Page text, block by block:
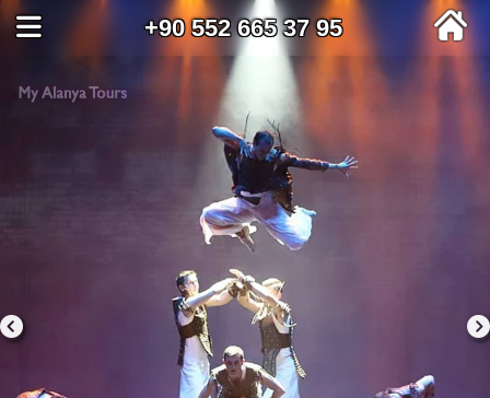
+90 552 665 37 95